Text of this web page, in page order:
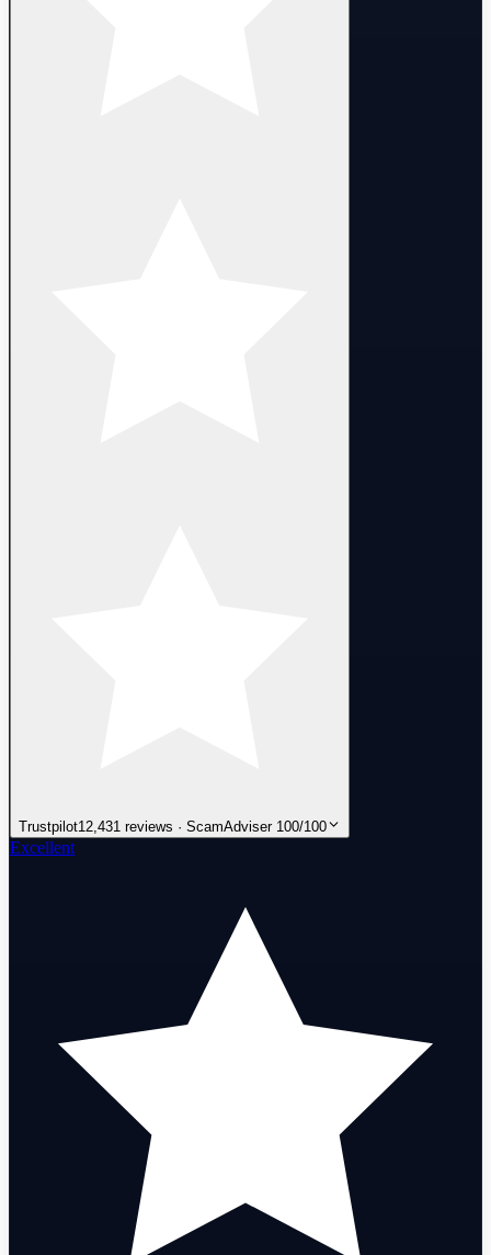
Trustpilot12,431 reviews · ScamAdviser 100/100
Excellent